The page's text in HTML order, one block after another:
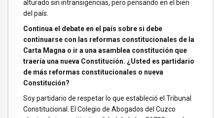
alturado sin intransigencias, pero pensando en el bien
del país.
Continua el debate en el país sobre si debe
continuarse con las reformas constitucionales de la
Carta Magna o ir a una asamblea constitución que
traería una nueva Constitución. ¿Usted es partidario
de más reformas constitucionales o nueva
Constitución?
Soy partidario de respetar lo que estableció el Tribunal
Constitucional. El Colegio de Abogados del Cuzco